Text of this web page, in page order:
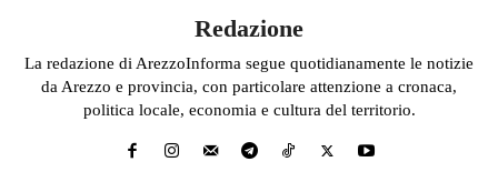
Redazione
La redazione di ArezzoInforma segue quotidianamente le notizie
da Arezzo e provincia, con particolare attenzione a cronaca,
politica locale, economia e cultura del territorio.